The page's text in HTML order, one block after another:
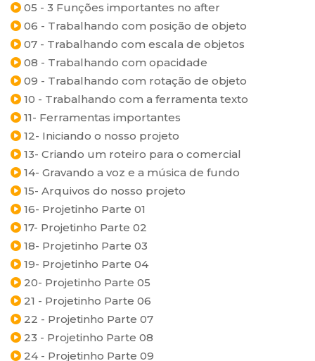
05 - 3 Funções importantes no after
06 - Trabalhando com posição de objeto
07 - Trabalhando com escala de objetos
08 - Trabalhando com opacidade
09 - Trabalhando com rotação de objeto
10 - Trabalhando com a ferramenta texto
11- Ferramentas importantes
12- Iniciando o nosso projeto
13- Criando um roteiro para o comercial
14- Gravando a voz e a música de fundo
15- Arquivos do nosso projeto
16- Projetinho Parte 01
17- Projetinho Parte 02
18- Projetinho Parte 03
19- Projetinho Parte 04
20- Projetinho Parte 05
21 - Projetinho Parte 06
22 - Projetinho Parte 07
23 - Projetinho Parte 08
24 - Projetinho Parte 09